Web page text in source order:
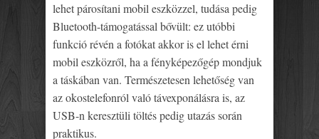
lehet párosítani mobil eszközzel, tudása pedig
Bluetooth-támogatással bővült: ez utóbbi
funkció révén a fotókat akkor is el lehet érni
mobil eszközről, ha a fényképezőgép mondjuk
a táskában van. Természetesen lehetőség van
az okostelefonról való távexponálásra is, az
USB-n keresztüli töltés pedig utazás során
praktikus.